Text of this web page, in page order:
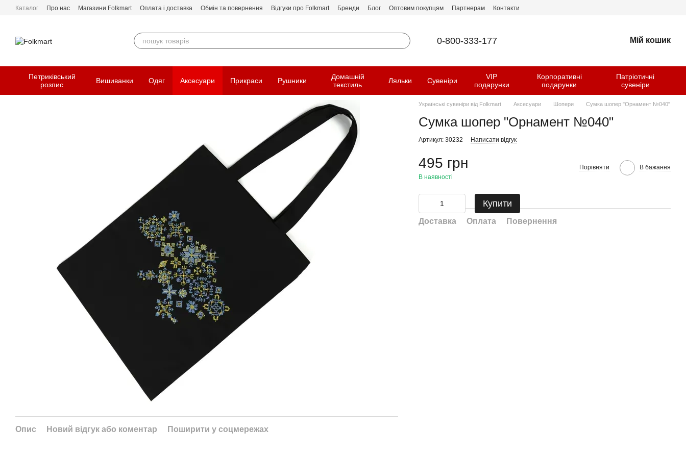
Перейти до основного контенту
Каталог Про нас Магазини Folkmart Оплата і доставка Обмін та повернення Відгуки про Folkmart Бренди Блог Оптовим покупцям Партнерам Контакти
0-800-333-177 Мій кошик
Петриківський
розпис
Вишиванки Одяг Аксесуари Прикраси Рушники
Домашній
текстиль
Ляльки Сувеніри
VIP
подарунки
Корпоративні
подарунки
Патріотичні
сувеніри
Опис Новий відгук або коментар Поширити у соцмережах
Українські сувеніри від Folkmart Аксесуари Шопери Сумка шопер "Орнамент №040"
Сумка шопер "Орнамент №040"
Артикул: 30232 Написати відгук
495 грн
В наявності
Порівняти В бажання
Купити
Доставка Оплата Повернення